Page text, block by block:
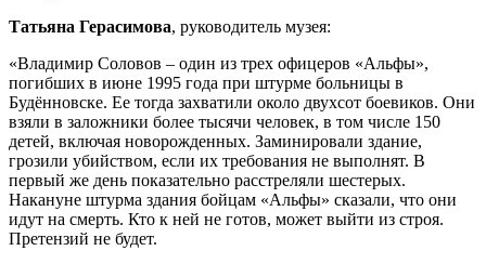
Татьяна Герасимова, руководитель музея:
«Владимир Соловов – один из трех офицеров «Альфы»,
погибших в июне 1995 года при штурме больницы в
Будённовске. Ее тогда захватили около двухсот боевиков. Они
взяли в заложники более тысячи человек, в том числе 150
детей, включая новорожденных. Заминировали здание,
грозили убийством, если их требования не выполнят. В
первый же день показательно расстреляли шестерых.
Накануне штурма здания бойцам «Альфы» сказали, что они
идут на смерть. Кто к ней не готов, может выйти из строя.
Претензий не будет.